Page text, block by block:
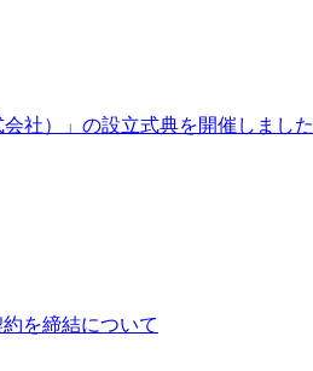
社）」の設立式典を開催しました
を締結について